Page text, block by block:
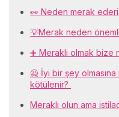
👀 Neden merak
💡Merak neden
➕ Meraklı olmak bize
🙅 İyi bir şey
kötülenir?
Meraklı olun ama